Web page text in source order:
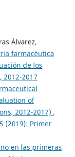
Álvarez,
farmacéutica
de los
2012-2017
of
2012-2017) ,
(2019): Primer
en las primeras